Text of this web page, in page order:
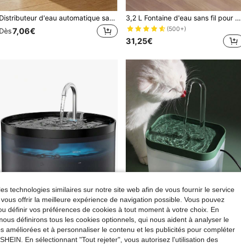
Distributeur d'eau automatique sans fil pour chat - Bol d'eau intelligent pour animaux de compagnie avec capteur - 2,8 L/94 oz pour chats et chiens - Batterie rechargeable
Dès7,06€
3,2 L Fontaine d'eau sans fil pour chat avec capteur de mouvement, distributeur d'eau automatique et silencieux pour animaux de compagnie, alimenté par batterie rechargeable pour chats et chiens
(500+)
31,25€
Économiser 0,11€
Distributeur d'eau automatique pour animaux de compagnie: fontaine à eau pour chiens, machine à boire ultra-silencieuse avec filtre, bol à eau intérieur pour chiens, convient aux chats et chiens de taille moyenne et petite
Dès6,67€ 6,78€
4
Dès12,98€
technologies similaires sur notre site web afin de vous fournir le service
offrir la meilleure expérience de navigation possible. Vous pouvez
définir vos préférences de cookies à tout moment à votre choix. En
définirons tous les cookies optionnels, qui nous aident à analyser le
améliorées et à personnaliser le contenu et les publicités pour compléter
En sélectionnant "Tout rejeter", vous autorisez l'utilisation des